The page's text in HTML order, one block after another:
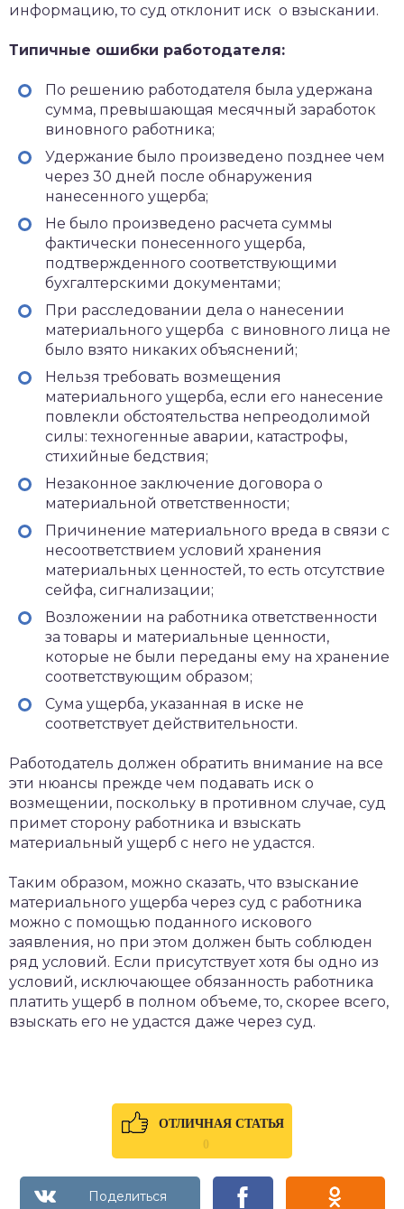
информацию, то суд отклонит иск о взыскании.
Типичные ошибки работодателя:
По решению работодателя была удержана
сумма, превышающая месячный заработок
виновного работника;
Удержание было произведено позднее чем
через 30 дней после обнаружения
нанесенного ущерба;
Не было произведено расчета суммы
фактически понесенного ущерба,
подтвержденного соответствующими
бухгалтерскими документами;
При расследовании дела о нанесении
материального ущерба с виновного лица не
было взято никаких объяснений;
Нельзя требовать возмещения
материального ущерба, если его нанесение
повлекли обстоятельства непреодолимой
силы: техногенные аварии, катастрофы,
стихийные бедствия;
Незаконное заключение договора о
материальной ответственности;
Причинение материального вреда в связи с
несоответствием условий хранения
материальных ценностей, то есть отсутствие
сейфа, сигнализации;
Возложении на работника ответственности
за товары и материальные ценности,
которые не были переданы ему на хранение
соответствующим образом;
Сума ущерба, указанная в иске не
соответствует действительности.
Работодатель должен обратить внимание на все
эти нюансы прежде чем подавать иск о
возмещении, поскольку в противном случае, суд
примет сторону работника и взыскать
материальный ущерб с него не удастся.
Таким образом, можно сказать, что взыскание
материального ущерба через суд с работника
можно с помощью поданного искового
заявления, но при этом должен быть соблюден
ряд условий. Если присутствует хотя бы одно из
условий, исключающее обязанность работника
платить ущерб в полном объеме, то, скорее всего,
взыскать его не удастся даже через суд.
ОТЛИЧНАЯ СТАТЬЯ
0